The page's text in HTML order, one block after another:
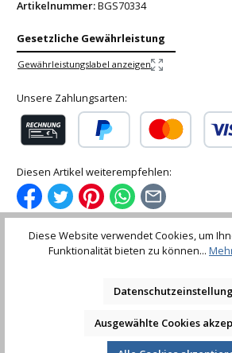
Artikelnummer:BGS70334
Gesetzliche Gewährleistung
Gewährleistungslabel anzeigen
Unsere Zahlungsarten:
Diesen Artikel weiterempfehlen:
praktischer Helfer bei der
Drahtgittergeflechtenebenfalls geeigne…
Diese Website verwendet Cookies, um
Funktionalität bieten zu können...
Ausgewählte Cookies